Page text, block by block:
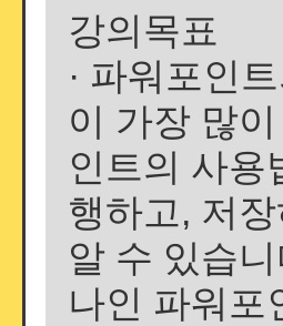
강의목표
· 파워포인
이 가장 많
인트의 사용
행하고, 저
알 수 있습
나인 파워포